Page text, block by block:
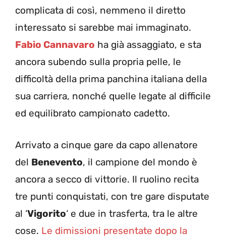
complicata di così, nemmeno il diretto
interessato si sarebbe mai immaginato.
Fabio Cannavaro ha già assaggiato, e sta
ancora subendo sulla propria pelle, le
difficoltà della prima panchina italiana della
sua carriera, nonché quelle legate al difficile
ed equilibrato campionato cadetto.
Arrivato a cinque gare da capo allenatore
del Benevento, il campione del mondo è
ancora a secco di vittorie. Il ruolino recita
tre punti conquistati, con tre gare disputate
al ‘Vigorito‘ e due in trasferta, tra le altre
cose. Le dimissioni presentate dopo la